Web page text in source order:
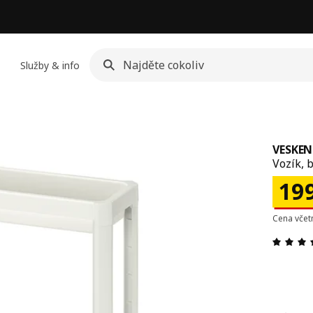
Služby & info
VESKEN
Vozík,
Cena